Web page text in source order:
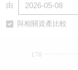
由
與相關資產比較
176
認股證/牛熊證日誌
牛熊證到期結算價查詢
中資ETFs溢價比較